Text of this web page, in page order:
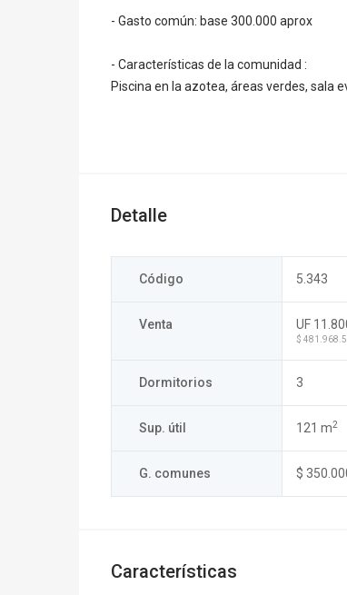
- Gasto común: base 300.000 aprox
- Características de la comunidad :
Piscina en la azotea, áreas verdes, sala
Detalle
Código 5.343
Venta UF
$
Dormitorios 3
Sup. útil 121 m2
G. comunes $
Características